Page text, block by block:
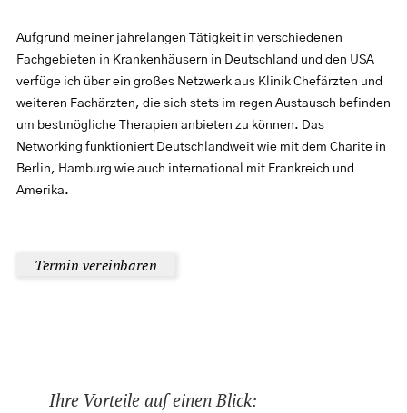
Aufgrund meiner jahrelangen Tätigkeit in verschiedenen
Fachgebieten in Krankenhäusern in Deutschland und den USA
verfüge ich über ein großes Netzwerk aus Klinik Chefärzten und
weiteren Fachärzten, die sich stets im regen Austausch befinden
um bestmögliche Therapien anbieten zu können. Das
Networking funktioniert Deutschlandweit wie mit dem Charite in
Berlin, Hamburg wie auch international mit Frankreich und
Amerika.
Termin vereinbaren
Ihre Vorteile auf einen Blick: